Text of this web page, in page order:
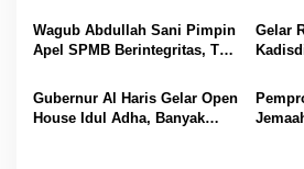
s
Wagub Abdullah Sani Pimpin
Apel SPMB Berintegritas, Tak
Gelar
Gubernur Al Haris Gelar Open
House Idul Adha, Banyak